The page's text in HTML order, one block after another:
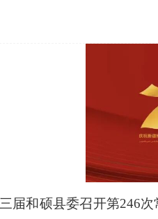
届和硕县委召开第246